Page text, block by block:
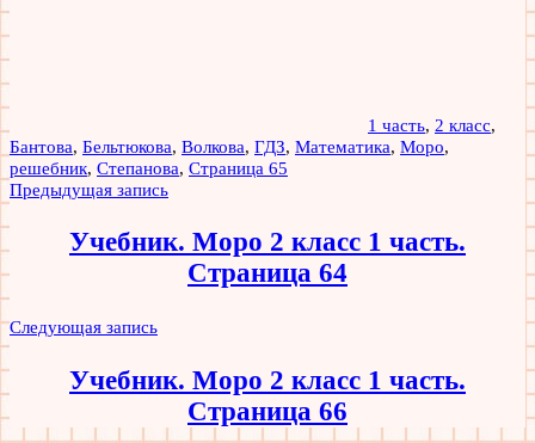
1 часть, 2 класс,
Бантова, Бельтюкова, Волкова, ГДЗ, Математика, Моро,
решебник, Степанова, Страница 65
Навигация
по
записям
Предыдущая запись
Учебник. Моро 2 класс 1 часть.
Страница 64
Следующая запись
Учебник. Моро 2 класс 1 часть.
Страница 66